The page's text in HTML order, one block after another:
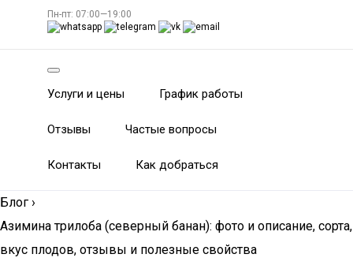
Пн-пт: 07:00—19:00
Услуги и цены График работы
Отзывы Частые вопросы
Контакты Как добраться
Блог ›
Азимина трилоба (северный банан): фото и описание, сорта,
вкус плодов, отзывы и полезные свойства